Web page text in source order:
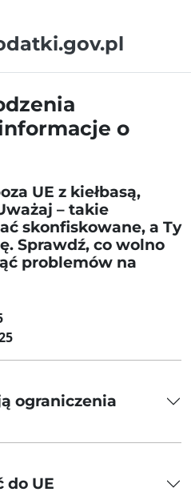
o
UE z kiełbasą,
– takie
skonfiskowane, a Ty
Sprawdź, co wolno
problemów na
ograniczenia
do UE